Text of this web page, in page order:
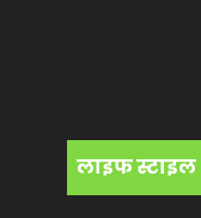
लाइफ स्टाइल